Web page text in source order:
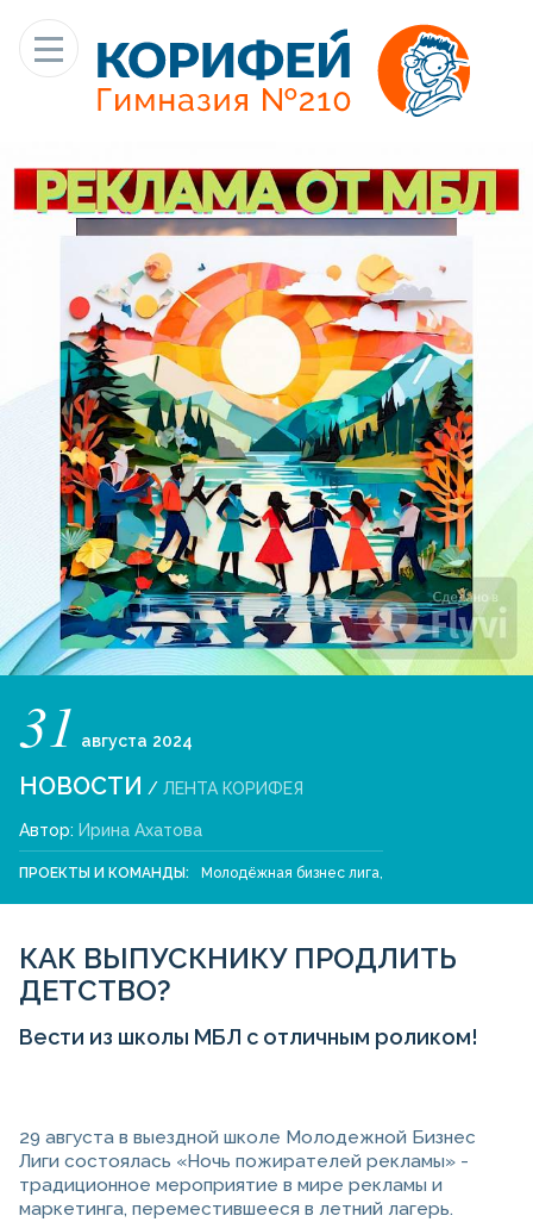
31 августа 2024
НОВОСТИ / ЛЕНТА КОРИФЕЯ
Автор: Ирина Ахатова
ПРОЕКТЫ И КОМАНДЫ: Молодёжная бизнес лига,
КАК ВЫПУСКНИКУ ПРОДЛИТЬ
ДЕТСТВО?
Вести из школы МБЛ с отличным роликом!
29 августа в выездной школе Молодежной Бизнес
Лиги состоялась «Ночь пожирателей рекламы» -
традиционное мероприятие в мире рекламы и
маркетинга, переместившееся в летний лагерь.